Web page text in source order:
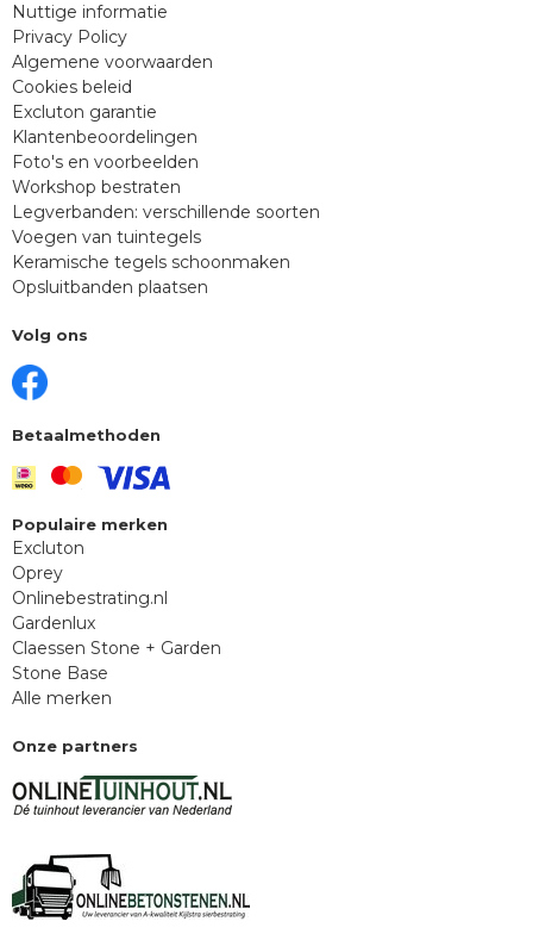
Nuttige informatie
Privacy Policy
Algemene voorwaarden
Cookies beleid
Excluton garantie
Klantenbeoordelingen
Foto's en voorbeelden
Workshop bestraten
Legverbanden: verschillende soorten
Voegen van tuintegels
Keramische tegels schoonmaken
Opsluitbanden plaatsen
Volg ons
Betaalmethoden
Populaire merken
Excluton
Oprey
Onlinebestrating.nl
Gardenlux
Claessen Stone + Garden
Stone Base
Alle merken
Onze partners